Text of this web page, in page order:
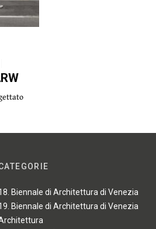
Biennale di Architettura di Venezia
Biennale di Architettura di Venezia